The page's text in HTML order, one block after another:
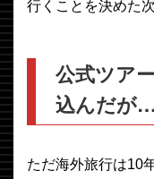
行くことを決めた
公式ツア
込んだが…
ただ海外旅行は10